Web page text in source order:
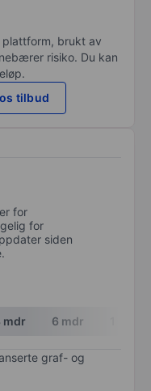
plattform, brukt av
risiko. Du kan
tilbud
for
for
siden
mdr 6 mdr
graf- og